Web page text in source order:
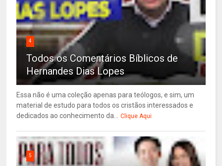
4
Todos os Comentários Bíblicos de
Hernandes Dias Lopes
Essa não é uma coleção apenas para teólogos, e sim, um
material de estudo para todos os cristãos interessados e
dedicados ao conhecimento da...
Clique Aqui
5